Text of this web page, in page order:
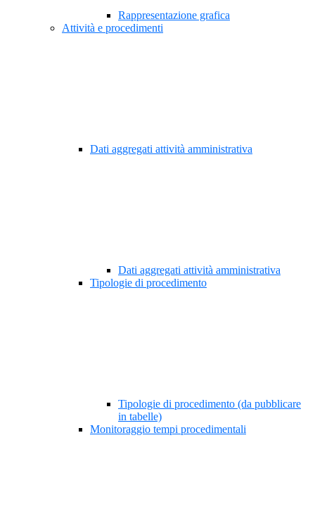
Rappresentazione grafica
Attività e procedimenti
Dati aggregati attività amministrativa
Dati aggregati attività amministrativa
Tipologie di procedimento
Tipologie di procedimento (da pubblicare
in tabelle)
Monitoraggio tempi procedimentali